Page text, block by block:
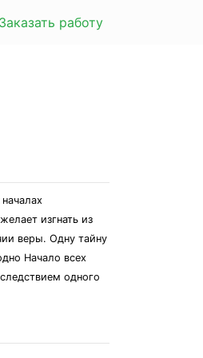
Заказать работу
изгнать из
веры. Одну тайну
Начало всех
одного